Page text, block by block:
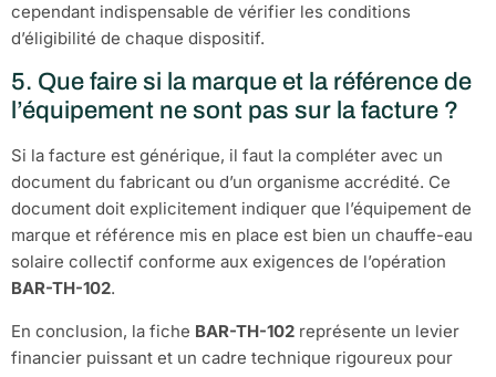
cependant indispensable de vérifier les conditions
d’éligibilité de chaque dispositif.
5. Que faire si la marque et la référence de
l’équipement ne sont pas sur la facture ?
Si la facture est générique, il faut la compléter avec un
document du fabricant ou d’un organisme accrédité. Ce
document doit explicitement indiquer que l’équipement de
marque et référence mis en place est bien un chauffe-eau
solaire collectif conforme aux exigences de l’opération
BAR-TH-102.
En conclusion, la fiche BAR-TH-102 représente un levier
financier puissant et un cadre technique rigoureux pour